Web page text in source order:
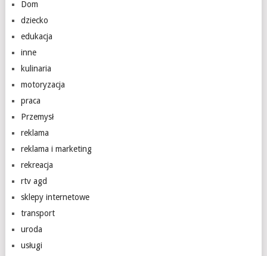
Dom
dziecko
edukacja
inne
kulinaria
motoryzacja
praca
Przemysł
reklama
reklama i marketing
rekreacja
rtv agd
sklepy internetowe
transport
uroda
usługi